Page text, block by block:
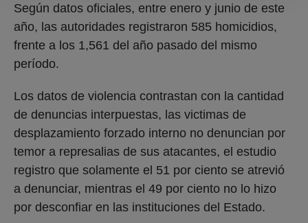
Según datos oficiales, entre enero y junio de este
año, las autoridades registraron 585 homicidios,
frente a los 1,561 del año pasado del mismo
período.
Los datos de violencia contrastan con la cantidad
de denuncias interpuestas, las victimas de
desplazamiento forzado interno no denuncian por
temor a represalias de sus atacantes, el estudio
registro que solamente el 51 por ciento se atrevió
a denunciar, mientras el 49 por ciento no lo hizo
por desconfiar en las instituciones del Estado.